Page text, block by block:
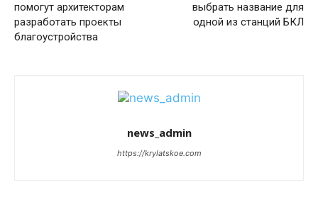
помогут архитекторам
разработать проекты
благоустройства
выбрать название для
одной из станций БКЛ
news_admin
https://krylatskoe.com